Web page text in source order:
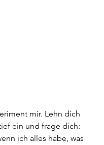
mir. Lehn dich
ein und frage dich:
ich alles habe, was